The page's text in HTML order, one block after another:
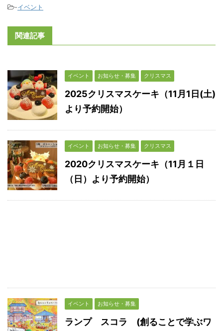
-イベント
関連記事
イベント お知らせ・募集 クリスマス
2025クリスマスケーキ（11月1日(土)
より予約開始）
イベント お知らせ・募集 クリスマス
2020クリスマスケーキ（11月１日
（日）より予約開始）
イベント お知らせ・募集
ランプ スコラ (創ることで学ぶワ